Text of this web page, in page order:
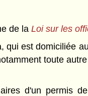
de la Loi sur les
est domiciliée
toute
d'un permis